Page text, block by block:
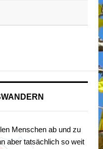
Menschen ab und zu
aber tatsächlich so weit